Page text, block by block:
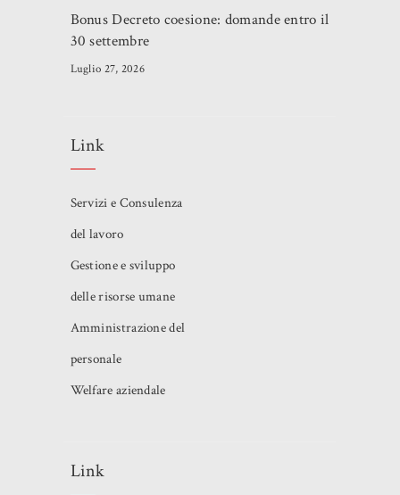
Bonus Decreto coesione: domande entro il
30 settembre
Luglio 27, 2026
Link
Servizi e Consulenza
del lavoro
Gestione e sviluppo
delle risorse umane
Amministrazione del
personale
Welfare aziendale
Link